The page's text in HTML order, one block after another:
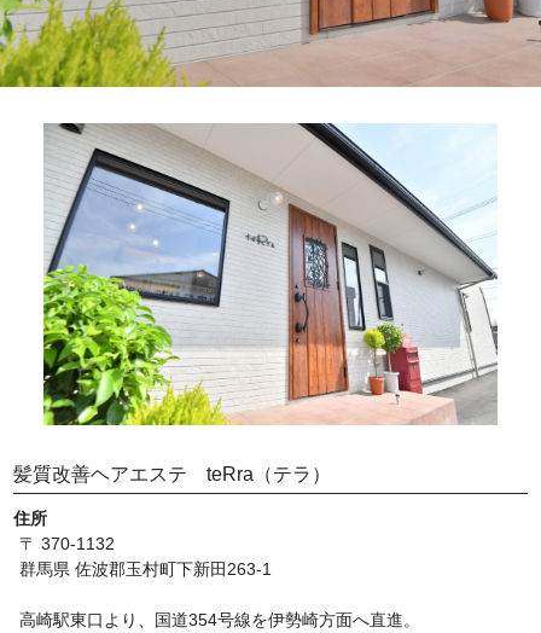
髪質改善ヘアエステ teRra（テラ）
住所
〒 370-1132
群馬県 佐波郡玉村町下新田263-1
高崎駅東口より、国道354号線を伊勢崎方面へ直進。